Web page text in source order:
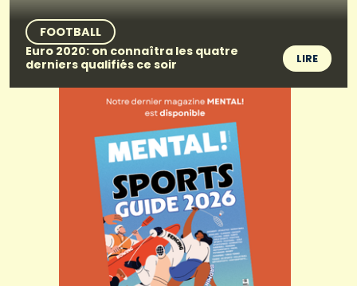
FOOTBALL
Euro 2020: on connaîtra les quatre
derniers qualifiés ce soir
LIRE